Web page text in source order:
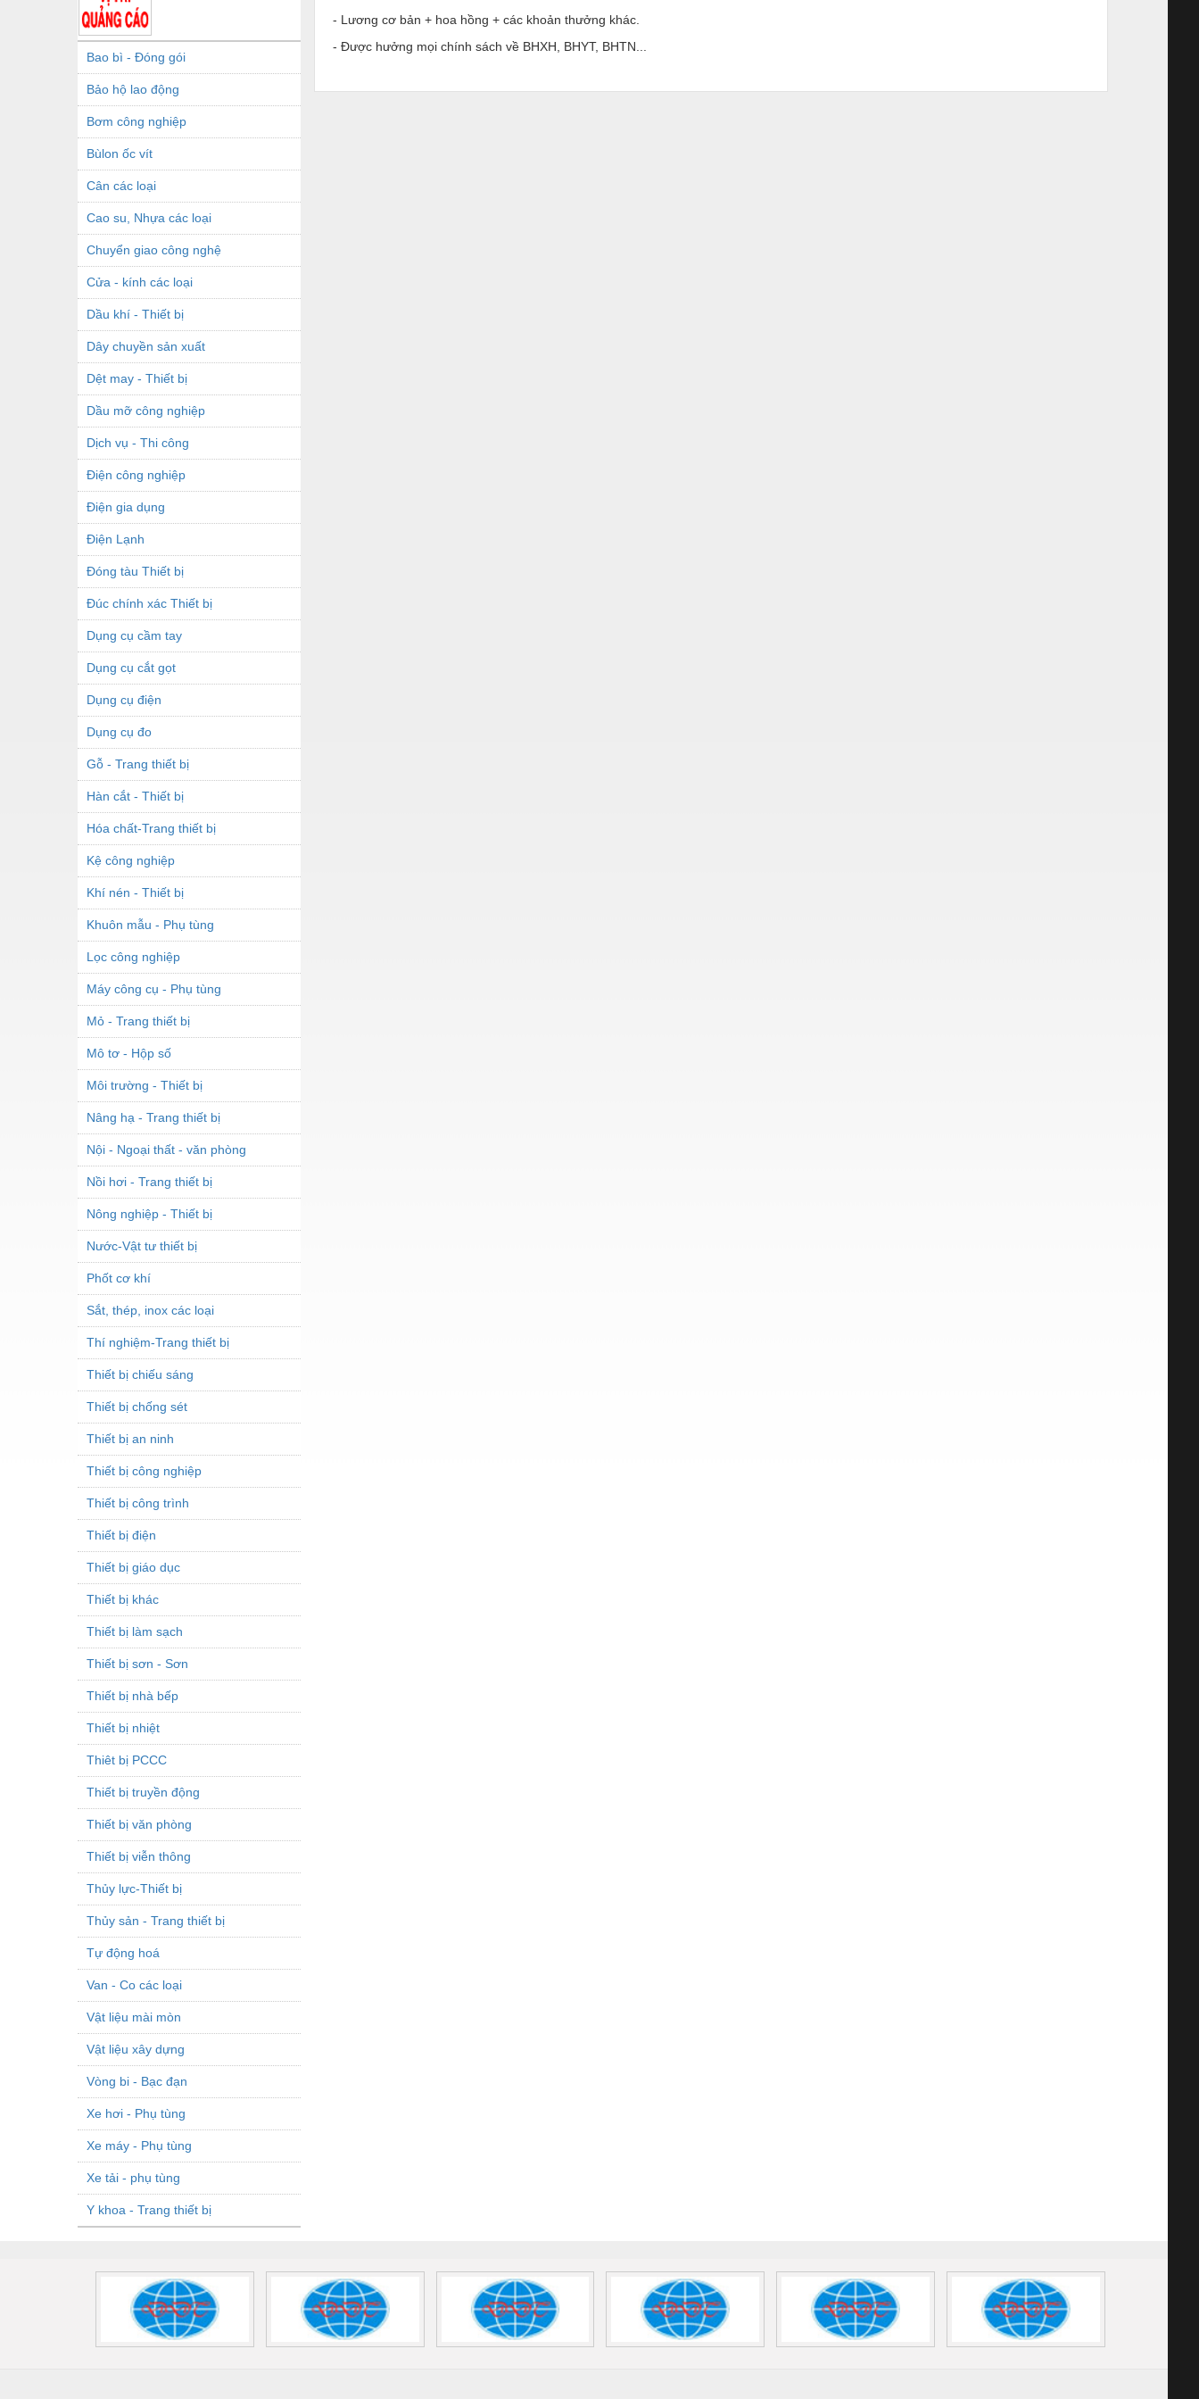
Bao bì - Đóng gói
Bảo hộ lao động
Bơm công nghiệp
Bùlon ốc vít
Cân các loại
Cao su, Nhựa các loại
Chuyển giao công nghệ
Cửa - kính các loại
Dầu khí - Thiết bị
Dây chuyền sản xuất
Dệt may - Thiết bị
Dầu mỡ công nghiệp
Dịch vụ - Thi công
Điện công nghiệp
Điện gia dụng
Điện Lạnh
Đóng tàu Thiết bị
Đúc chính xác Thiết bị
Dụng cụ cầm tay
Dụng cụ cắt gọt
Dụng cụ điện
Dụng cụ đo
Gỗ - Trang thiết bị
Hàn cắt - Thiết bị
Hóa chất-Trang thiết bị
Kệ công nghiệp
Khí nén - Thiết bị
Khuôn mẫu - Phụ tùng
Lọc công nghiệp
Máy công cụ - Phụ tùng
Mỏ - Trang thiết bị
Mô tơ - Hộp số
Môi trường - Thiết bị
Nâng hạ - Trang thiết bị
Nội - Ngoại thất - văn phòng
Nồi hơi - Trang thiết bị
Nông nghiệp - Thiết bị
Nước-Vật tư thiết bị
Phốt cơ khí
Sắt, thép, inox các loại
Thí nghiệm-Trang thiết bị
Thiết bị chiếu sáng
Thiết bị chống sét
Thiết bị an ninh
Thiết bị công nghiệp
Thiết bị công trình
Thiết bị điện
Thiết bị giáo dục
Thiết bị khác
Thiết bị làm sạch
Thiết bị sơn - Sơn
Thiết bị nhà bếp
Thiết bị nhiệt
Thiêt bị PCCC
Thiết bị truyền động
Thiết bị văn phòng
Thiết bị viễn thông
Thủy lực-Thiết bị
Thủy sản - Trang thiết bị
Tự động hoá
Van - Co các loại
Vật liệu mài mòn
Vật liệu xây dựng
Vòng bi - Bạc đạn
Xe hơi - Phụ tùng
Xe máy - Phụ tùng
Xe tải - phụ tùng
Y khoa - Trang thiết bị
- Lương cơ bản + hoa hồng + các khoản thưởng khác.
- Được hưởng mọi chính sách về BHXH, BHYT, BHTN...